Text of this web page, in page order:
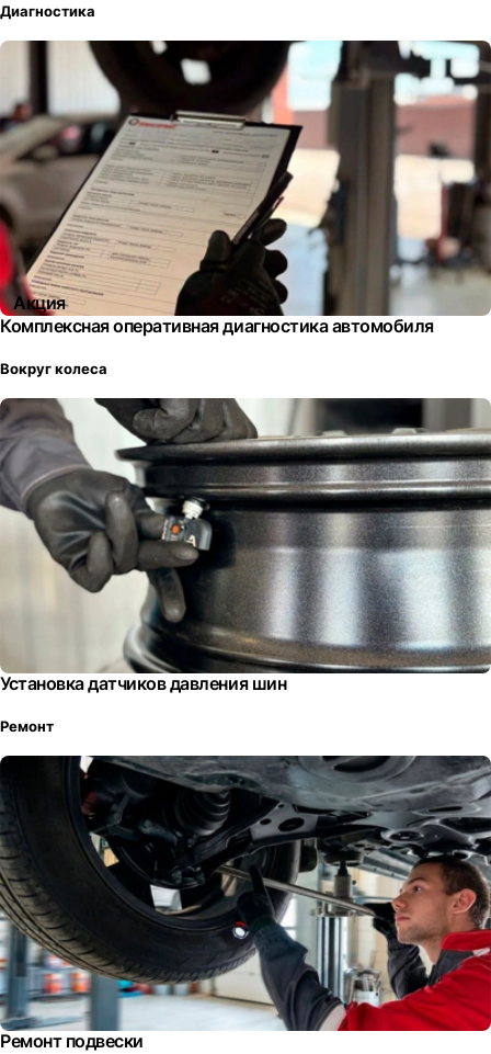
Диагностика
Акция
Комплексная оперативная диагностика автомобиля
Вокруг колеса
Установка датчиков давления шин
Ремонт
Ремонт подвески